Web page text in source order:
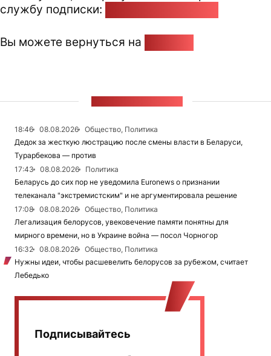
службу подписки:
Вы можете вернуться на
18:46 08.08.2026
Общество, Политика
Дедок за жесткую люстрацию после смены власти в Беларуси,
Турарбекова — против
17:43
08.08.2026
Политика
Беларусь до сих пор не уведомила Euronews о признании
телеканала "экстремистским" и не аргументировала решение
17:08
08.08.2026
Общество, Политика
Легализация белорусов, увековечение памяти понятны для
мирного времени, но в Украине война — посол Чорногор
16:32
08.08.2026
Общество, Политика
Нужны идеи, чтобы расшевелить белорусов за рубежом, считает
Лебедько
Подписывайтесь